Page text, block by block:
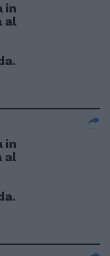
in
al
in
al